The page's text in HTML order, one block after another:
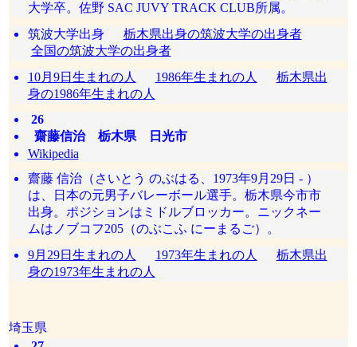
大学卒。佐野 SAC JUVY TRACK CLUB所属。
筑波大学出身 栃木県出身の筑波大学の出身者
全国の筑波大学の出身者
10月9日生まれの人
1986年生まれの人
栃木県出
身の1986年生まれの人
26
齋藤信治 栃木県 日光市
Wikipedia
齋藤 信治（さいとう のぶはる、1973年9月29日 - ）
は、日本の元男子バレーボール選手。栃木県今市市
出身。ポジションはミドルブロッカー。ニックネー
ムはノブコフ205（のぶこふ にーまるご）。
9月29日生まれの人
1973年生まれの人
栃木県出
身の1973年生まれの人
埼玉県